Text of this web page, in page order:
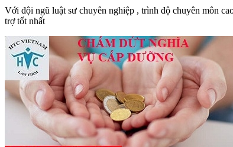
Với đội ngũ luật sư chuyên nghiệp , trình độ chuyên môn
trợ tốt nhất